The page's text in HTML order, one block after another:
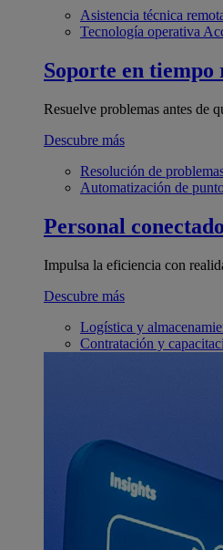
Asistencia técnica
Tecnología operativa
Soporte en tiempo
Resuelve problemas antes de
Descubre más
Resolución de
Automatización de
Personal conectado
Impulsa la eficiencia con
Descubre más
Logística y
Contratación y